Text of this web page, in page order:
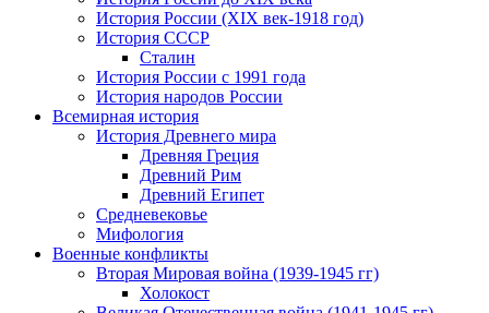
История России (XIX век-1918 год)
История СССР
Сталин
История России с 1991 года
История народов России
Всемирная история
История Древнего мира
Древняя Греция
Древний Рим
Древний Египет
Средневековье
Мифология
Военные конфликты
Вторая Мировая война (1939-1945 гг)
Холокост